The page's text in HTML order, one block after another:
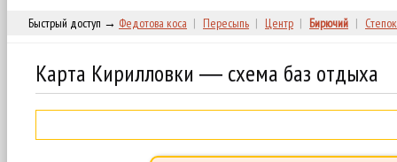
Быстрый доступ → Федотова коса | Пересыпь | Центр | Бирючий | Степок
Карта Кирилловки ― схема баз отдыха